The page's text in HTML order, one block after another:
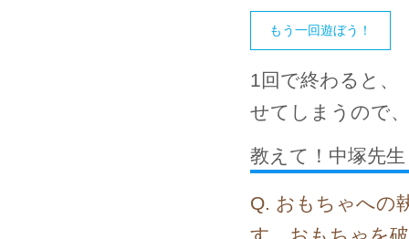
もう一回遊ぼう！
1回で終わると、
せてしまうので
教えて！中塚先生
Q. おもちゃへの